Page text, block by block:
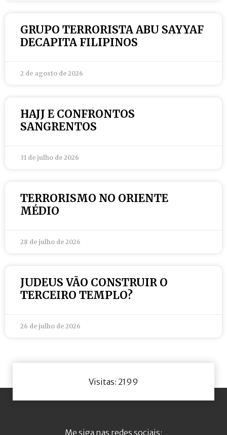
GRUPO TERRORISTA ABU SAYYAF
DECAPITA FILIPINOS
2 de agosto de 2026
HAJJ E CONFRONTOS
SANGRENTOS
31 de julho de 2026
TERRORISMO NO ORIENTE
MÉDIO
28 de julho de 2026
JUDEUS VÃO CONSTRUIR O
TERCEIRO TEMPLO?
26 de julho de 2026
Visitas: 2199
Me siga nas redes sociais: